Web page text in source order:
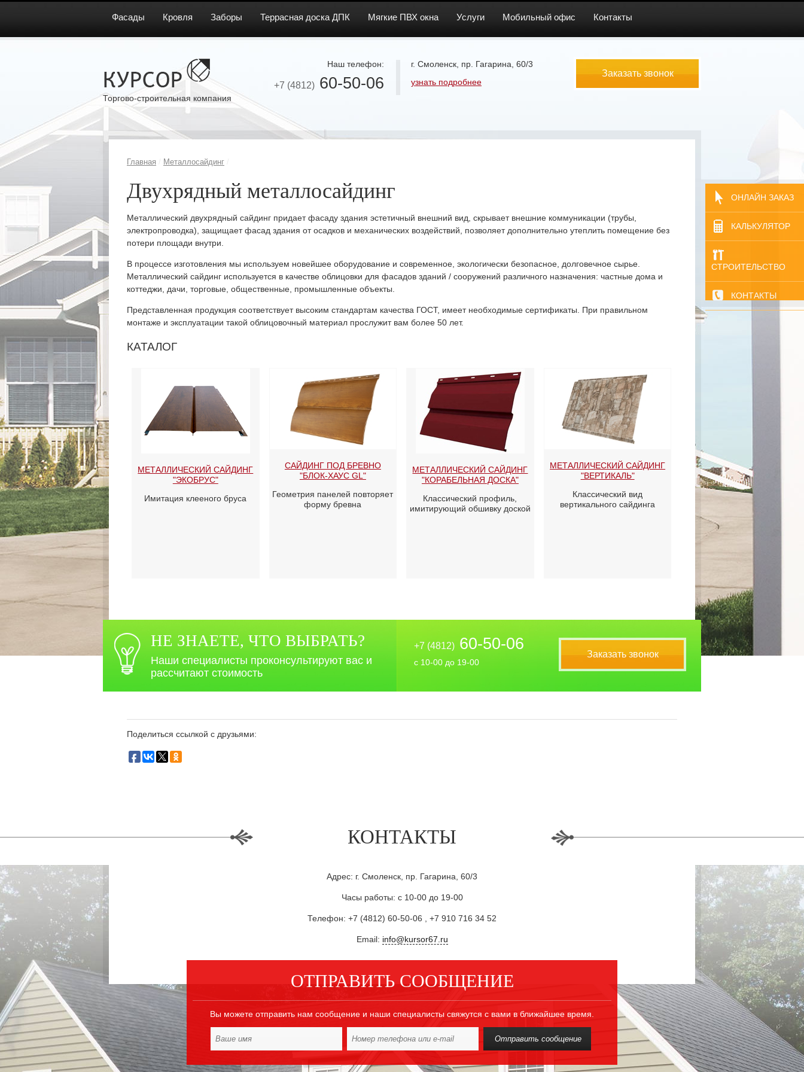
Фасады Кровля Заборы Террасная доска ДПК Мягкие ПВХ окна Услуги Мобильный офис Контакты
Торгово-строительная компания
Наш телефон:
+7 (4812) 60-50-06
г. Смоленск, пр. Гагарина, 60/3
узнать подробнее
Заказать звонок
Главная Металлосайдинг
Двухрядный металлосайдинг
Металлический двухрядный сайдинг придает фасаду здания эстетичный внешний вид, скрывает внешние коммуникации (трубы,
электропроводка), защищает фасад здания от осадков и механических воздействий, позволяет дополнительно утеплить помещение без
потери площади внутри.
В процессе изготовления мы используем новейшее оборудование и современное, экологически безопасное, долговечное сырье.
Металлический сайдинг используется в качестве облицовки для фасадов зданий / сооружений различного назначения: частные дома и
коттеджи, дачи, торговые, общественные, промышленные объекты.
Представленная продукция соответствует высоким стандартам качества ГОСТ, имеет необходимые сертификаты. При правильном
монтаже и эксплуатации такой облицовочный материал прослужит вам более 50 лет.
КАТАЛОГ
МЕТАЛЛИЧЕСКИЙ САЙДИНГ
"ЭКОБРУС"
Имитация клееного бруса
САЙДИНГ ПОД БРЕВНО
"БЛОК-ХАУС GL"
Геометрия панелей повторяет
форму бревна
МЕТАЛЛИЧЕСКИЙ САЙДИНГ
"КОРАБЕЛЬНАЯ ДОСКА"
Классический профиль,
имитирующий обшивку доской
МЕТАЛЛИЧЕСКИЙ САЙДИНГ
"ВЕРТИКАЛЬ"
Классический вид
вертикального сайдинга
НЕ ЗНАЕТЕ, ЧТО ВЫБРАТЬ?
Наши специалисты проконсультируют вас и
рассчитают стоимость
+7 (4812) 60-50-06
с 10-00 до 19-00
Заказать звонок
Поделиться ссылкой с друзьями:
КОНТАКТЫ
Адрес: г. Смоленск, пр. Гагарина, 60/3
Часы работы: с 10-00 до 19-00
Телефон: +7 (4812) 60-50-06 , +7 910 716 34 52
Email: info@kursor67.ru
ОТПРАВИТЬ СООБЩЕНИЕ
Вы можете отправить нам сообщение и наши специалисты свяжутся с вами в ближайшее время.
ОНЛАЙН ЗАКАЗ
КАЛЬКУЛЯТОР
СТРОИТЕЛЬСТВО
КОНТАКТЫ